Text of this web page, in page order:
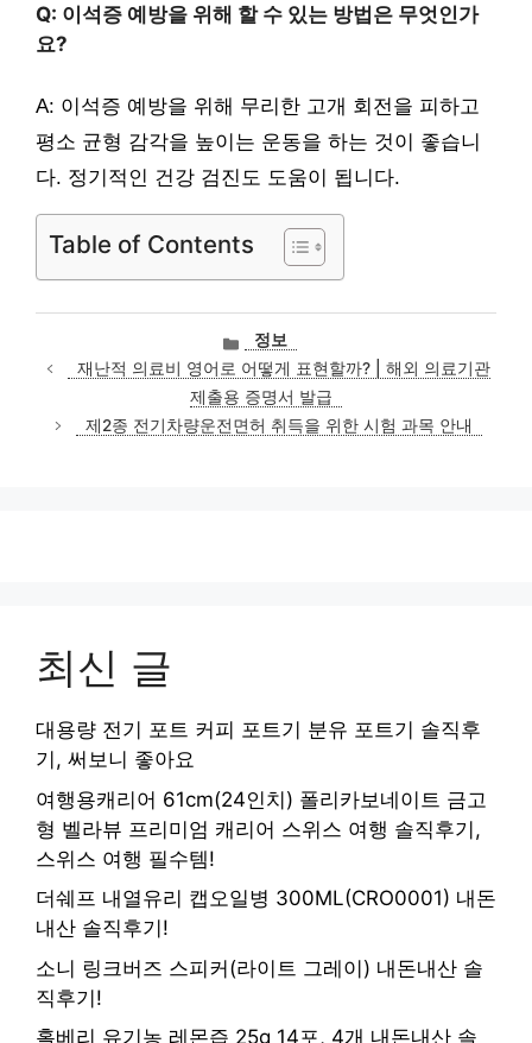
Q: 이석증 예방을 위해 할 수 있는 방법은 무엇인가
요?
A: 이석증 예방을 위해 무리한 고개 회전을 피하고
평소 균형 감각을 높이는 운동을 하는 것이 좋습니
다. 정기적인 건강 검진도 도움이 됩니다.
Table of Contents
카
테
고
리
정보
재난적 의료비 영어로 어떻게 표현할까? | 해외 의료기관
제출용 증명서 발급
제2종 전기차량운전면허 취득을 위한 시험 과목 안내
최신 글
대용량 전기 포트 커피 포트기 분유 포트기 솔직후
기, 써보니 좋아요
여행용캐리어 61cm(24인치) 폴리카보네이트 금고
형 벨라뷰 프리미엄 캐리어 스위스 여행 솔직후기,
스위스 여행 필수템!
더쉐프 내열유리 캡오일병 300ML(CRO0001) 내돈
내산 솔직후기!
소니 링크버즈 스피커(라이트 그레이) 내돈내산 솔
직후기!
홀베리 유기농 레몬즙 25g 14포, 4개 내돈내산 솔